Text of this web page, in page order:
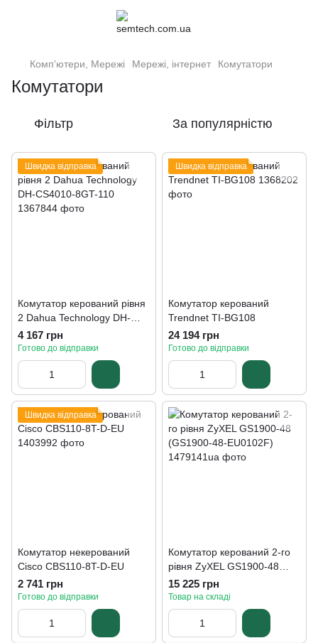
Комп'ютери, Мережі Мережі, інтернет Комутатори
Комутатори
Фільтр За популярністю
Швидка відправка
Комутатор керований рівня
2 Dahua Technology DH-
CS4010-8GT-110
4 167 грн
Готово до відправки
Швидка відправка
Комутатор керований
Trendnet TI-BG108
24 194 грн
Готово до відправки
Швидка відправка
Комутатор некерований
Cisco CBS110-8T-D-EU
2 741 грн
Готово до відправки
Комутатор керований 2-го
рівня ZyXEL GS1900-48
(GS1900-48-EU0102F)
15 225 грн
Товар на складі